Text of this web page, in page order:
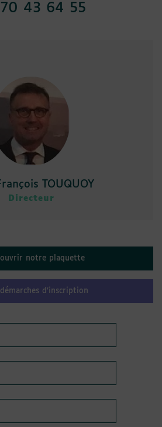
43 64 55
TOUQUOY
Directeur
notre plaquette
d’inscription